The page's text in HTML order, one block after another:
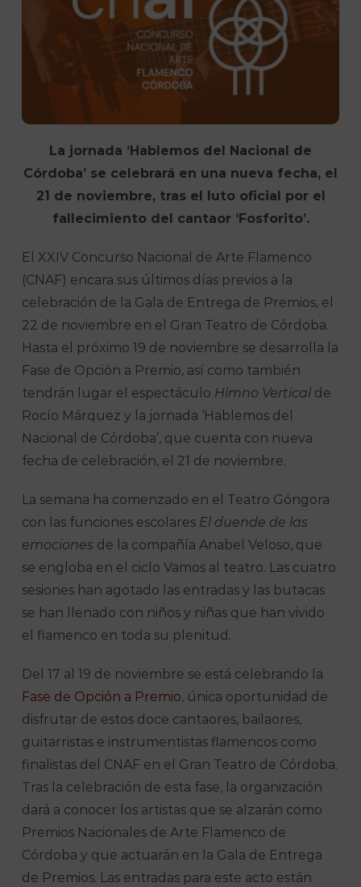
La jornada ‘Hablemos del Nacional de
Córdoba’ se celebrará en una nueva fecha, el
21 de noviembre, tras el luto oficial por el
fallecimiento del cantaor ‘Fosforito’.
El XXIV Concurso Nacional de Arte Flamenco
(CNAF) encara sus últimos días previos a la
celebración de la Gala de Entrega de Premios, el
22 de noviembre en el Gran Teatro de Córdoba.
Hasta el próximo 19 de noviembre se desarrolla la
Fase de Opción a Premio, así como también
tendrán lugar el espectáculo Himno Vertical de
Rocío Márquez y la jornada ‘Hablemos del
Nacional de Córdoba’, que cuenta con nueva
fecha de celebración, el 21 de noviembre.
La semana ha comenzado en el Teatro Góngora
con las funciones escolares El duende de las
emociones de la compañía Anabel Veloso, que
se engloba en el ciclo Vamos al teatro. Las cuatro
sesiones han agotado las entradas y las butacas
se han llenado con niños y niñas que han vivido
el flamenco en toda su plenitud.
Del 17 al 19 de noviembre se está celebrando la
Fase de Opción a Premio, única oportunidad de
disfrutar de estos doce cantaores, bailaores,
guitarristas e instrumentistas flamencos como
finalistas del CNAF en el Gran Teatro de Córdoba.
Tras la celebración de esta fase, la organización
dará a conocer los artistas que se alzarán como
Premios Nacionales de Arte Flamenco de
Córdoba y que actuarán en la Gala de Entrega
de Premios. Las entradas para este acto están